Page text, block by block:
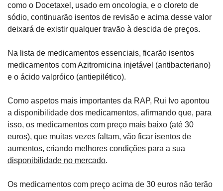
como o Docetaxel, usado em oncologia, e o cloreto de
sódio, continuarão isentos de revisão e acima desse valor
deixará de existir qualquer travão à descida de preços.
Na lista de medicamentos essenciais, ficarão isentos
medicamentos com Azitromicina injetável (antibacteriano)
e o ácido valpróico (antiepilético).
Como aspetos mais importantes da RAP, Rui Ivo apontou
a disponibilidade dos medicamentos, afirmando que, para
isso, os medicamentos com preço mais baixo (até 30
euros), que muitas vezes faltam, vão ficar isentos de
disponibilidade no mercado.
Os medicamentos com preço acima de 30 euros não terão